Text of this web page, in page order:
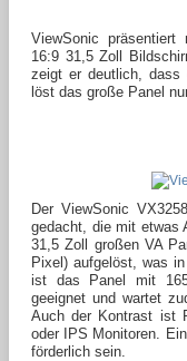
ViewSonic
16:9 31,5 Zoll
zeigt er deutlich, dass
löst das große Panel
Der ViewSonic
gedacht, die mit etwas
31,5 Zoll großen VA
Pixel) aufgelöst, was
ist das Panel mit
geeignet und wartet
Auch der Kontrast ist
oder IPS Monitoren.
förderlich sein.